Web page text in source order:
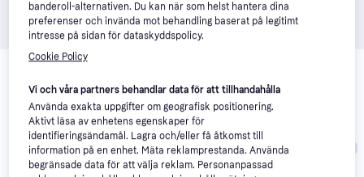
Relaterade produkter
Vi har plockat fram ett urval av produkter som kanske skulle
intressera dig. Visa alla
Trendande Trendande
banderoll-alternativen. Du kan när som helst hantera dina
preferenser och invända mot behandling baserat på legitimt
intresse på sidan för dataskyddspolicy.
Cookie Policy
Vi och våra partners behandlar data för att tillhandahålla
Använda exakta uppgifter om geografisk positionering.
Aktivt läsa av enhetens egenskaper för
identifieringsändamål. Lagra och/eller få åtkomst till
information på en enhet. Mäta reklamprestanda. Använda
begränsade data för att välja reklam. Personanpassad